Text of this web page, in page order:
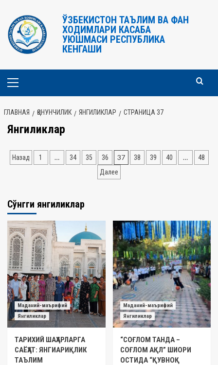
содержимому
ЎЗБЕКИСТОН ТАЪЛИМ ВА ФАН
ХОДИМЛАРИ КАСАБА
УЮШМАСИ РЕСПУБЛИКА
КЕНГАШИ
Основное
ГЛАВНАЯ ҚОНУНЧИЛИК ЯНГИЛИКЛАР СТРАНИЦА 37
Янгиликлар
Навигация
Назад 1 … 34 35 36 37 38 39 40 …
48
Далее
Сўнгги янгиликлар
Маданий-маърифий
Янгиликлар
ТАРИХИЙ ШАҲАРЛАРГА
САЁҲАТ: ЯНГИАРИҚЛИК
ТАЪЛИМ
Маданий-маърифий
Янгиликлар
“СОҒЛОМ ТАНДА –
СОҒЛОМ АҚЛ” ШИОРИ
ОСТИДА “ҚУВНОҚ